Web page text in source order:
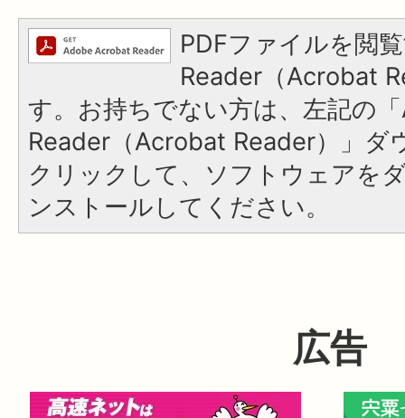
PDFファイルを閲
Reader（Acrobat
す。お持ちでない方は、左記の
Reader（Acrobat Reader）」ダ
クリックして、ソフトウェアを
ンストールしてください。
広告